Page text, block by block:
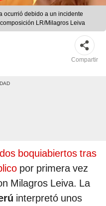
ocurrió debido a un incidente
LR/Milagros Leiva
Compartir
boquiabiertos tras
por primera vez
Milagros Leiva. La
interpretó unos